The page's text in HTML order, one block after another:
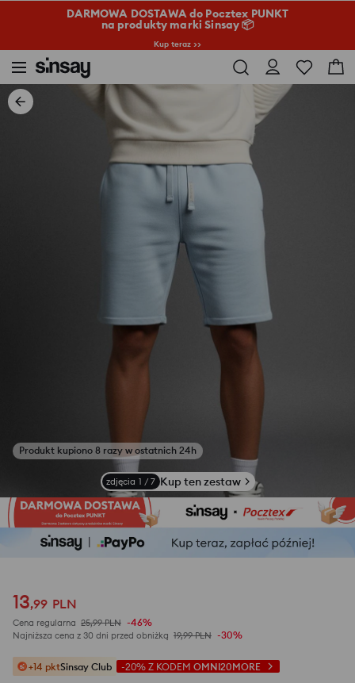
DARMOWA DOSTAWA do Pocztex PUNKT
na produkty marki Sinsay 📦
Kup teraz >>
Zobacz zdjęcia z opinii
zdjęcia 1 / 7 Kup ten zestaw
13,99 PLN
Cena regularna 25,99 PLN -46%
Najniższa cena z 30 dni przed obniżką 19,99 PLN -30%
+14 pktSinsay Club -20% Z KODEM OMNI20MORE